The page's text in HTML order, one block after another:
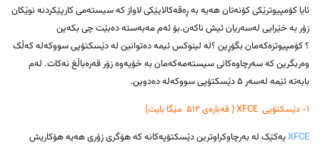
ئایا کۆمپیوترێکی کۆنەتان هەیە بە ڕەقەکالایێکی لاواز کە سیستەمی کارپێکردنە نوێکان
زۆر بە خێرایی لەسەریان ئیش ناکەن.بۆ ئەم مەبەستە دەبێت چی بکەین
؟ کۆمپیوترەکەمان بگۆڕین ؟لە لینوکس ئیمە دەتوانین لە دێسکتۆپی سووکەلە کەڵک
وەربگرین کە سەرچاوەکانی سیستەمەکەمان بە خۆیەوە زۆر قەرەباڵغ نەکات. لەم
بابەتە ئێمە لەسەر ۵ دێسکتۆپی سووکەلە دەدوین.
۱- دێسکتۆپی XFCE ( قەبارەی ۵۱۲ مێگا بایت)
XFCEیەکێک لە بەرچاوکراوترین دێسکتۆپەکانە کە هۆگری زۆری هەیە هۆکاریش